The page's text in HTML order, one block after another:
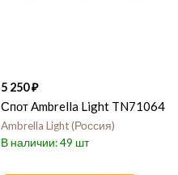
5 250
Спот Ambrella Light TN71064
Ambrella Light Россия
49